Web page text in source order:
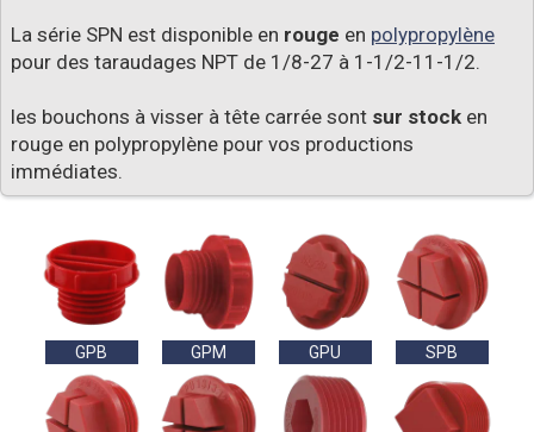
La série SPN est disponible en rouge en polypropylène
pour des taraudages NPT de 1/8-27 à 1-1/2-11-1/2.
les bouchons à visser à tête carrée sont sur stock en
rouge en polypropylène pour vos productions
immédiates.
GPB GPM GPU SPB